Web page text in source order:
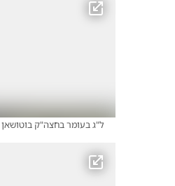
ל"ג בעומר בחצה"ק בוטושאן